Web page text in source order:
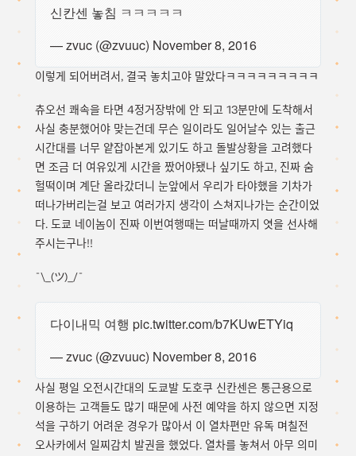
신칸센 놓침 ㅋㅋㅋㅋㅋ
— zvuc (@zvuuc) November 8, 2016
이렇게 되어버려서, 결국 놓치고야 말았다ㅋㅋㅋㅋㅋㅋㅋㅋㅋ
츄오선 쾌속을 타면 4정거장밖에 안 되고 13분만에 도착해서
사실 충분했어야 맞는건데 무슨 일이라도 일어날수 있는 출근
시간대를 너무 얕잡아본게 있기도 하고 돌발상황을 고려했다
면 조금 더 여유있게 시간을 짰어야됐나 싶기도 하고, 진짜 숨
헐떡이며 계단 올라갔더니 눈앞에서 우리가 타야했을 기차가
떠나가버리는걸 보고 여러가지 생각이 스쳐지나가는 순간이었
다. 도쿄 네이놈이 진짜 이번여행때는 떠날때까지 엿을 선사해
주시는구나!!
¯\_(ツ)_/¯
다이내믹 여행 pic.twitter.com/b7KUwETYiq
— zvuc (@zvuuc) November 8, 2016
사실 평일 오전시간대의 도쿄발 도호쿠 신칸센은 통근용으로
이용하는 고객들도 많기 때문에 사전 예약을 하지 않으면 지정
석을 구하기 어려운 경우가 많아서 이 열차편만 유독 며칠전
오사카에서 일찌감치 발권을 했었다. 열차를 놓쳐서 아무 의미